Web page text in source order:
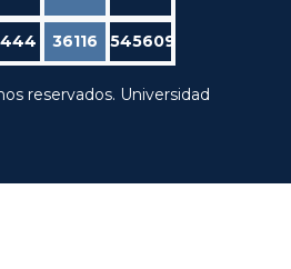
36116 545609
reservados. Universidad